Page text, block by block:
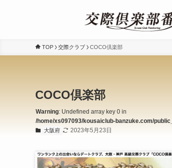
TOP 交際クラブ COCO倶楽部
COCO倶楽部
Warning: Undefined array key 0 in
/home/xs097093/kousaiclub-banzuke.com/
大阪府
2023年5月23日